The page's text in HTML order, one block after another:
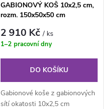
GABIONOVÝ KOŠ 10x2,5 cm,
rozm. 150x50x50 cm
2 910 Kč/ ks
1–2 pracovní dny
DO KOŠÍKU
Gabionové koše z gabionových
sítí okatosti 10x2,5 cm